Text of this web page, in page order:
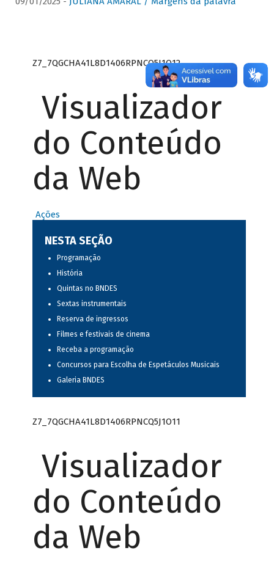
Z7_7QGCHA41L8D1406RPNCQ5J1O12
Visualizador
do Conteúdo
da Web
Ações
NESTA SEÇÃO
Programação
História
Quintas no BNDES
Sextas instrumentais
Reserva de ingressos
Filmes e festivais de cinema
Receba a programação
Concursos para Escolha de Espetáculos Musicais
Galeria BNDES
Z7_7QGCHA41L8D1406RPNCQ5J1O11
Visualizador
do Conteúdo
da Web